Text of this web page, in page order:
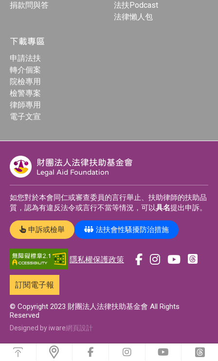
捐款問與答
法扶Podcast
法律懶人包
下載專區
申請法扶
轉介個案
院檢專用
檢警專案
律師專用
電子文宣
財團法人法律扶助基金會
Legal Aid Foundation
如您對於本會同仁或審查委員的言行舉止、扶助律師的扶助品
質，認為有違反法令或言行不當等情況，可以具名提出申訴。
申訴或檢舉 法扶會性騷擾防治措施
隱私權保護政策
a
b
n
a
o
u
b
a
訂閱電子報
© Copyright 2023 財團法人法律扶助基金會 All Rights
Reserved
Designed by iware網頁設計
前
前